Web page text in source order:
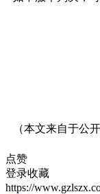
（本文来自于公
点赞
登录收藏
https://